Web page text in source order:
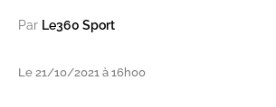
Par Le360 Sport
Le 21/10/2021 à 16h00